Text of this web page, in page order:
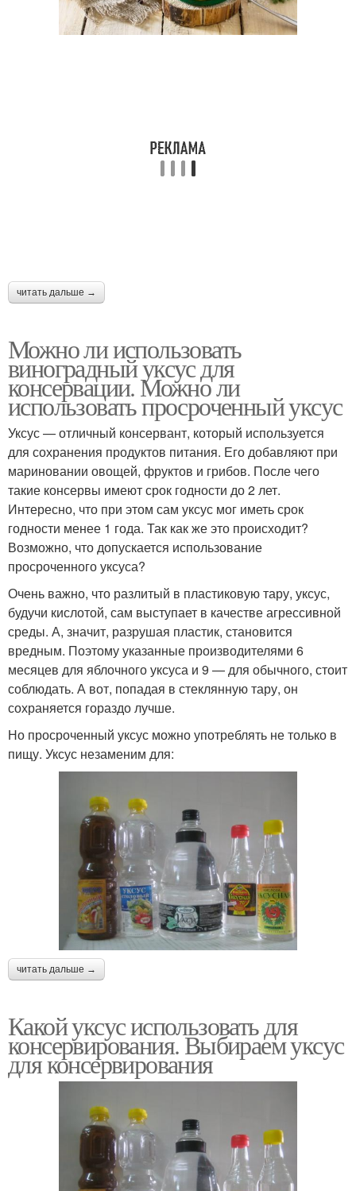
читать дальше →
Можно ли использовать
виноградный уксус для
консервации. Можно ли
использовать просроченный уксус
Уксус — отличный консервант, который используется
для сохранения продуктов питания. Его добавляют при
мариновании овощей, фруктов и грибов. После чего
такие консервы имеют срок годности до 2 лет.
Интересно, что при этом сам уксус мог иметь срок
годности менее 1 года. Так как же это происходит?
Возможно, что допускается использование
просроченного уксуса?
Очень важно, что разлитый в пластиковую тару, уксус,
будучи кислотой, сам выступает в качестве агрессивной
среды. А, значит, разрушая пластик, становится
вредным. Поэтому указанные производителями 6
месяцев для яблочного уксуса и 9 — для обычного, стоит
соблюдать. А вот, попадая в стеклянную тару, он
сохраняется гораздо лучше.
Но просроченный уксус можно употреблять не только в
пищу. Уксус незаменим для:
читать дальше →
Какой уксус использовать для
консервирования. Выбираем уксус
для консервирования